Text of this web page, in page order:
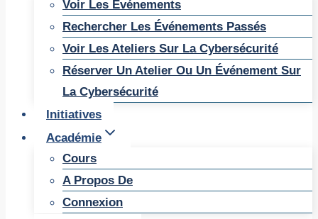
Voir Les Événements
Rechercher Les Événements Passés
Voir Les Ateliers Sur La Cybersécurité
Réserver Un Atelier Ou Un Événement Sur
La Cybersécurité
Initiatives
Académie
Cours
A Propos De
Connexion